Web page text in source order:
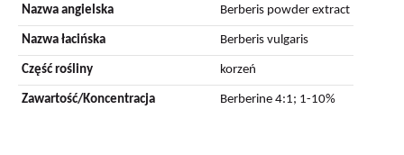
Nazwa angielska Berberis powder extract
Nazwa łacińska Berberis vulgaris
Część rośliny korzeń
Zawartość/Koncentracja Berberine 4:1; 1-10%